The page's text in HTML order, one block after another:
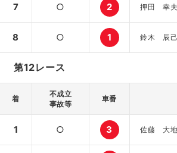
7 ○ 2 押田 幸夫
8 ○ 1 鈴木 辰己
第12レース
着
不成立
事故等
車番
1 ○ 3 佐藤 大地